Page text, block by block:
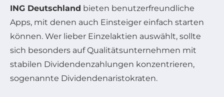
ING Deutschland bieten benutzerfreundliche
Apps, mit denen auch Einsteiger einfach starten
können. Wer lieber Einzelaktien auswählt, sollte
sich besonders auf Qualitätsunternehmen mit
stabilen Dividendenzahlungen konzentrieren,
sogenannte Dividendenaristokraten.